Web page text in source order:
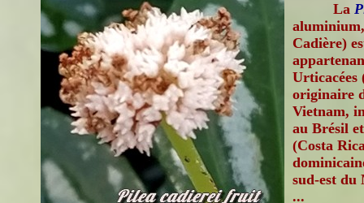
La
Cadière)
Urticacées
originaire
Vietnam,
au Brésil
(Costa
sud-est du
...